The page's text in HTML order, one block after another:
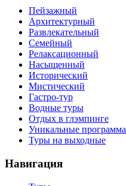
Пейзажный
Архитектурный
Развлекательный
Семейный
Релаксационный
Насыщенный
Исторический
Мистический
Гастро-тур
Водные туры
Отдых в глэмпинге
Уникальные программа
Туры на выходные
Навигация